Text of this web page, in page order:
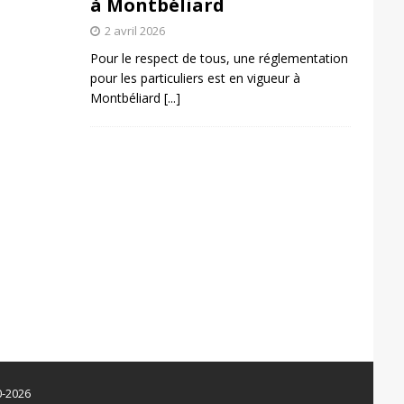
à Montbéliard
2 avril 2026
Pour le respect de tous, une réglementation
pour les particuliers est en vigueur à
Montbéliard [...]
2026